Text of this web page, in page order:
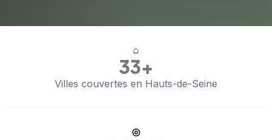
⌂
33+
Villes couvertes en Hauts-de-Seine
◎